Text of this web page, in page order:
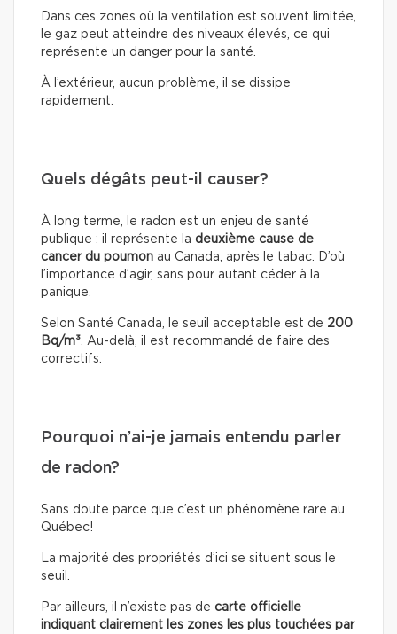
Dans ces zones où la ventilation est souvent limitée,
le gaz peut atteindre des niveaux élevés, ce qui
représente un danger pour la santé.
À l’extérieur, aucun problème, il se dissipe
rapidement.
Quels dégâts peut-il causer?
À long terme, le radon est un enjeu de santé
publique : il représente la deuxième cause de
cancer du poumon au Canada, après le tabac. D’où
l’importance d’agir, sans pour autant céder à la
panique.
Selon Santé Canada, le seuil acceptable est de 200
Bq/m³ . Au-delà, il est recommandé de faire des
correctifs.
Pourquoi n’ai-je jamais entendu parler
de radon?
Sans doute parce que c’est un phénomène rare au
Québec!
La majorité des propriétés d’ici se situent sous le
seuil.
Par ailleurs, il n’existe pas de carte officielle
indiquant clairement les zones les plus touchées par